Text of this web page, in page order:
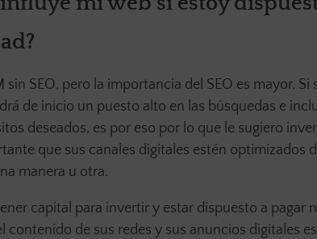
sin SEO, pero la importancia del SEO es mayor.
de inicio un puesto alto en las búsquedas e
deseados, es por eso por lo que le sugiero
que sus canales digitales estén optimizados
manera u otra.
capital para invertir y estar dispuesto a pagar
contenido de sus redes y sus anuncios digitales